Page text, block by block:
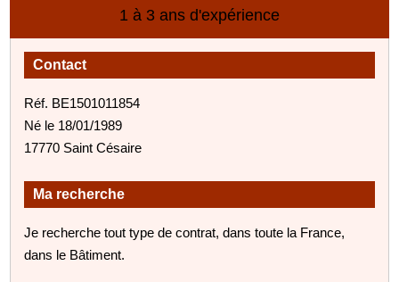
1 à 3 ans d'expérience
Contact
Réf. BE1501011854
Né le 18/01/1989
17770 Saint Césaire
Ma recherche
Je recherche tout type de contrat, dans toute la France,
dans le Bâtiment.